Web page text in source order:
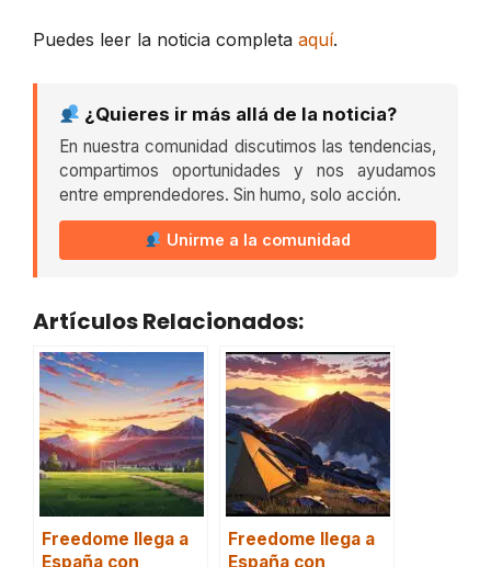
Puedes leer la noticia completa aquí.
¿Quieres ir más allá de la noticia?
En nuestra comunidad discutimos las tendencias,
compartimos oportunidades y nos ayudamos
entre emprendedores. Sin humo, solo acción.
Unirme a la comunidad
Artículos Relacionados:
Freedome llega a
España con
Freedome llega a
España con